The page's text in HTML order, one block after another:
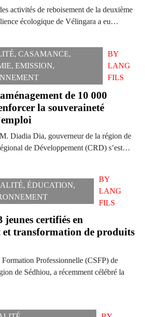
activités de reboisement de la deuxième
écologique de Vélingara a eu…
, CASAMANCE,
, EMISSION,
BY
LANG
FILS
de 10 000
la souveraineté
Diadia Dia, gouverneur de la région de
de Développement (CRD) s’est…
, ÉDUCATION,
BY
LANG
FILS
certifiés en
transformation de produits
Professionnelle (CSFP) de
de Sédhiou, a récemment célébré la